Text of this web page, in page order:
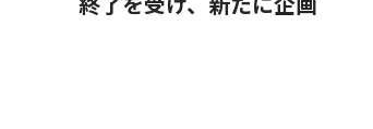
終了を受け、新たに企画